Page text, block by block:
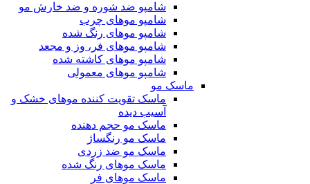
شامپو ضد شوره و ضد خارش مو
شامپو موهای چرب
شامپو موهای رنگ شده
شامپو موهای فر، وز و مجعد
شامپو موهای کاشته شده
شامپو موهای معمولی
ماسک مو
ماسک تقویت کننده موهای خشک و
آسیب دیده
ماسک مو حجم دهنده
ماسک مو رنگساژ
ماسک مو ضد زردی
ماسک موهای رنگ شده
ماسک موهای فر